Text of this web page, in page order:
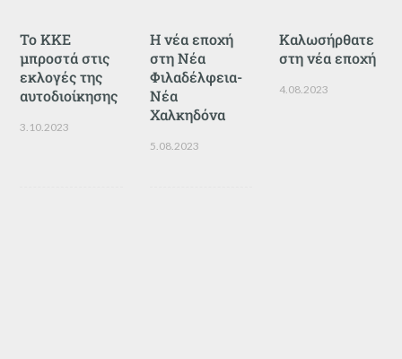
Το ΚΚΕ
μπροστά στις
εκλογές της
αυτοδιοίκησης
3.10.2023
Η νέα εποχή
στη Νέα
Φιλαδέλφεια-
Νέα
Χαλκηδόνα
5.08.2023
Καλωσήρθατε
στη νέα εποχή
4.08.2023